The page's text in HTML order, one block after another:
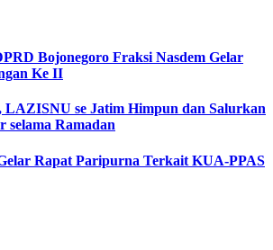
Bojonegoro Fraksi Nasdem Gelar
Ke II
LAZISNU se Jatim Himpun dan Salurkan
selama Ramadan
Rapat Paripurna Terkait KUA-PPAS